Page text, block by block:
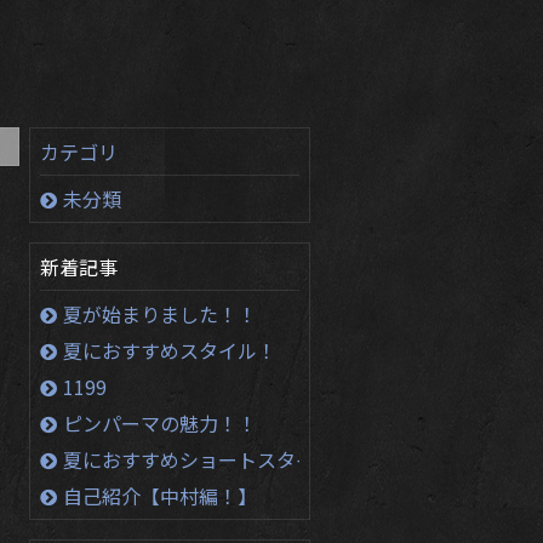
カテゴリ
未分類
新着記事
夏が始まりました！！
夏におすすめスタイル！
1199
ピンパーマの魅力！！
夏におすすめショートスタイル！！
自己紹介【中村編！】